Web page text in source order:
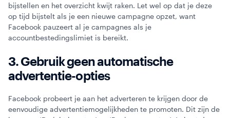
bijstellen en het overzicht kwijt raken. Let wel op dat je deze
op tijd bijstelt als je een nieuwe campagne opzet, want
Facebook pauzeert al je campagnes als je
accountbestedingslimiet is bereikt.
3. Gebruik geen automatische
advertentie-opties
Facebook probeert je aan het adverteren te krijgen door de
eenvoudige advertentiemogelijkheden te promoten. Dit zijn de